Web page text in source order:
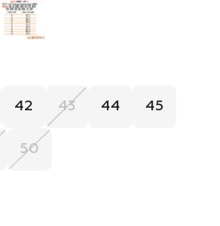
42 43 44 45
50